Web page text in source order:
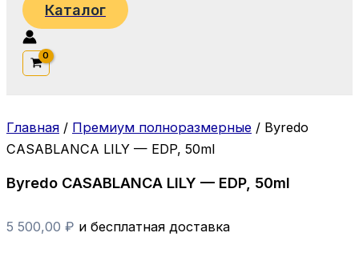
Каталог
Главная / Премиум полноразмерные / Byredo
CASABLANCA LILY — EDP, 50ml
Byredo CASABLANCA LILY — EDP, 50ml
5 500,00 ₽ и бесплатная доставка